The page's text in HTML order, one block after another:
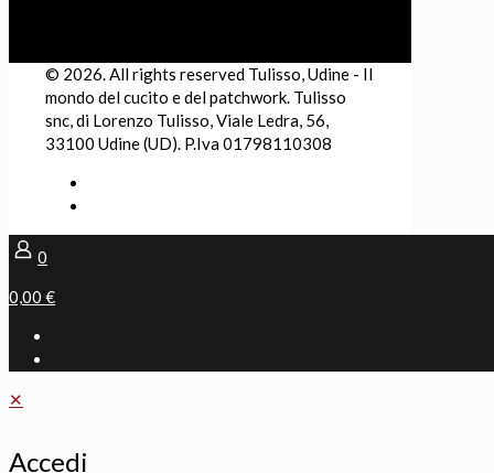
© 2026. All rights reserved Tulisso, Udine - Il
mondo del cucito e del patchwork. Tulisso
snc, di Lorenzo Tulisso, Viale Ledra, 56,
33100 Udine (UD). P.Iva 01798110308
0
0,00 €
✕
Accedi